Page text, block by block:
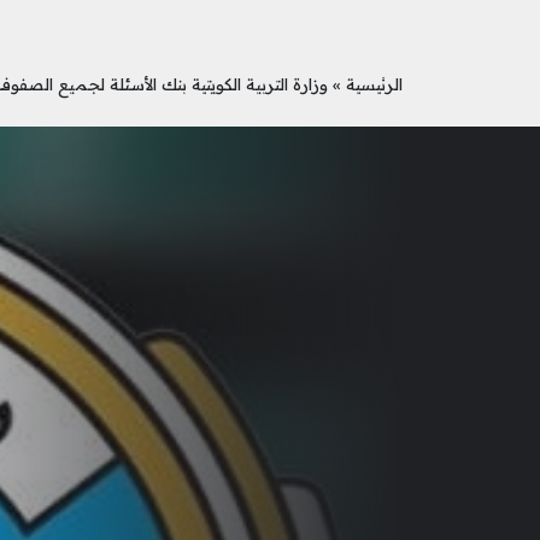
الرئيسية »وزارة التربية الكويتية بنك الأسئلة لجميع الصفوف